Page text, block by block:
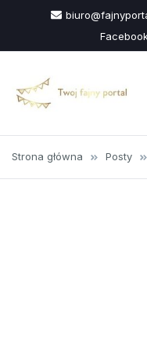
treści
Strona główna Posty